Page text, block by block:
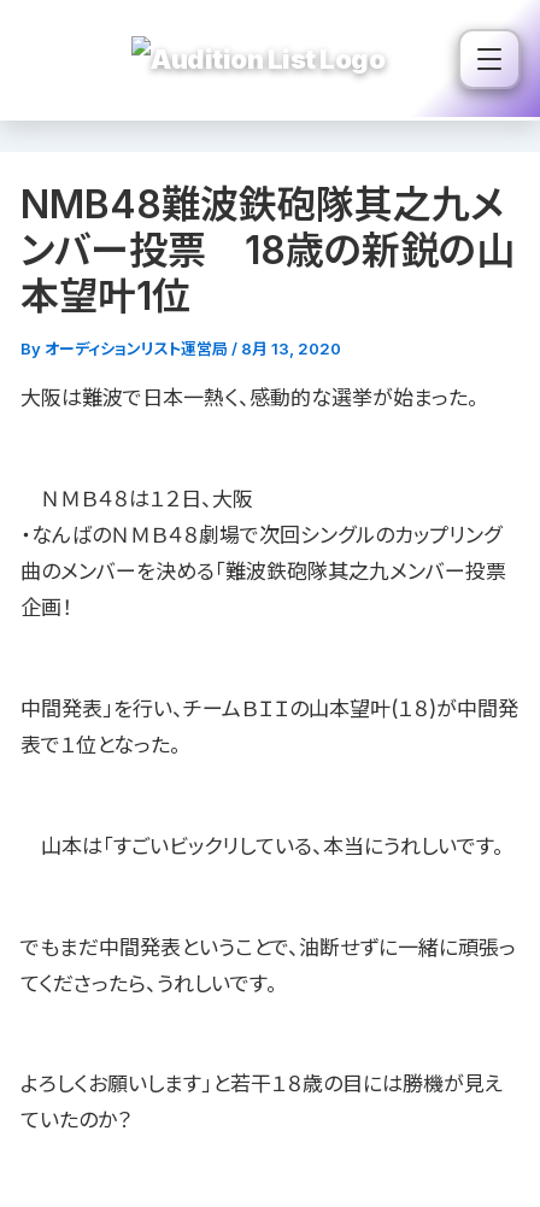
ス
NMB48難波鉄砲隊其之九メ
ンバー投票 18歳の新鋭の山
本望叶1位
By オーディションリスト運営局 / 8月 13, 2020
大阪は難波で日本一熱く、感動的な選挙が始まった。
ＮＭＢ４８は１２日、大阪
・なんばのＮＭＢ４８劇場で次回シングルのカップリング
曲のメンバーを決める「難波鉄砲隊其之九メンバー投票
企画！
中間発表」を行い、チームＢＩＩの山本望叶(１８)が中間発
表で１位となった。
山本は「すごいビックリしている、本当にうれしいです。
でもまだ中間発表ということで、油断せずに一緒に頑張っ
てくださったら、うれしいです。
よろしくお願いします」と若干１８歳の目には勝機が見え
ていたのか？